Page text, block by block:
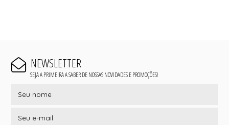
NEWSLETTER
SEJA A PRIMEIRA A SABER DE NOSSAS NOVIDADES E PROMOÇÕES!